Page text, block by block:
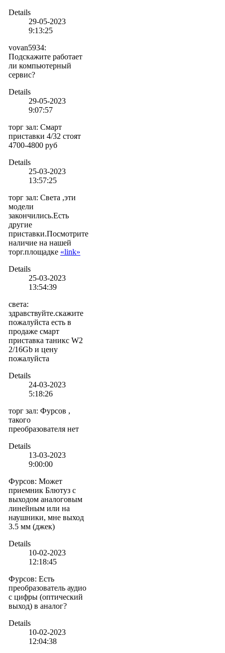
Details
29-05-2023
9:13:25
vovan5934:
Подскажите работает
ли компьютерный
сервис?
Details
29-05-2023
9:07:57
торг зал: Смарт
приставки 4/32 стоят
4700-4800 руб
Details
25-03-2023
13:57:25
торг зал: Света ,эти
модели
закончились.Есть
другие
приставки.Посмотрите
наличие на нашей
торг.площадке «link»
Details
25-03-2023
13:54:39
света:
здравствуйте.скажите
пожалуйста есть в
продаже смарт
приставка таникс W2
2/16Gb и цену
пожалуйста
Details
24-03-2023
5:18:26
торг зал: Фурсов ,
такого
преобразователя нет
Details
13-03-2023
9:00:00
Фурсов: Может
приемник Блютуз с
выходом аналоговым
линейным или на
наушники, мне выход
3.5 мм (джек)
Details
10-02-2023
12:18:45
Фурсов: Есть
преобразователь аудио
с цифры (оптический
выход) в аналог?
Details
10-02-2023
12:04:38